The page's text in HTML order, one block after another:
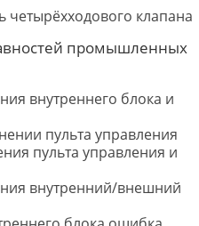
четырёхходового клапана
промышленных
внутреннего блока и
пульта управления
пульта управления и
внутренний/внешний